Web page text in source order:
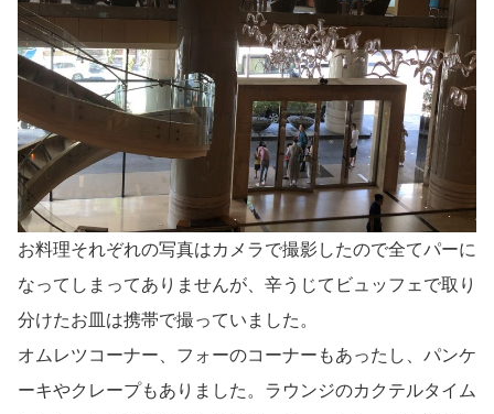
お料理それぞれの写真はカメラで撮影したので全てパーに
なってしまってありませんが、辛うじてビュッフェで取り
分けたお皿は携帯で撮っていました。
オムレツコーナー、フォーのコーナーもあったし、パンケ
ーキやクレープもありました。ラウンジのカクテルタイム